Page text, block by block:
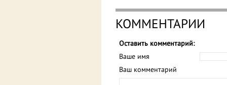
КОММЕНТАРИИ
Оставить комментарий:
Ваше имя
Ваш комментарий